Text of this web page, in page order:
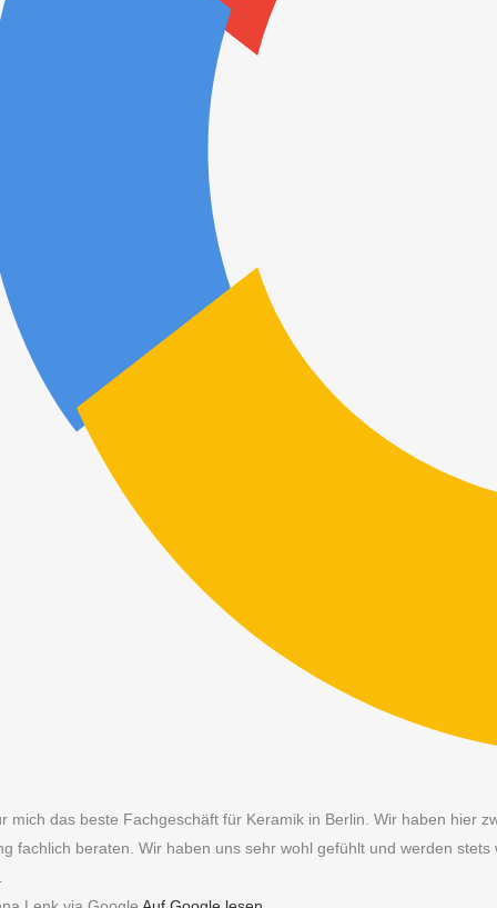
mich das beste Fachgeschäft für Keramik in Berlin. Wir haben hier
fachlich beraten. Wir haben uns sehr wohl gefühlt und werden